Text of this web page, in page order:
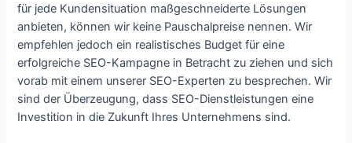
für jede Kundensituation maßgeschneiderte Lösungen
anbieten, können wir keine Pauschalpreise nennen. Wir
empfehlen jedoch ein realistisches Budget für eine
erfolgreiche SEO-Kampagne in Betracht zu ziehen und sich
vorab mit einem unserer SEO-Experten zu besprechen. Wir
sind der Überzeugung, dass SEO-Dienstleistungen eine
Investition in die Zukunft Ihres Unternehmens sind.